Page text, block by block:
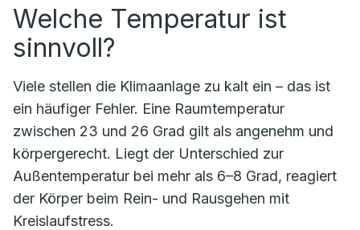
Welche Temperatur ist
sinnvoll?
Viele stellen die Klimaanlage zu kalt ein – das ist
ein häufiger Fehler. Eine Raumtemperatur
zwischen 23 und 26 Grad gilt als angenehm und
körpergerecht. Liegt der Unterschied zur
Außentemperatur bei mehr als 6–8 Grad, reagiert
der Körper beim Rein- und Rausgehen mit
Kreislaufstress.